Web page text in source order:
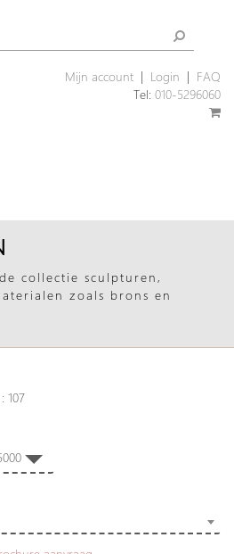
Mijn account| Login
FAQ
Tel: 010-5296060
collectie sculpturen,
zoals brons en
107